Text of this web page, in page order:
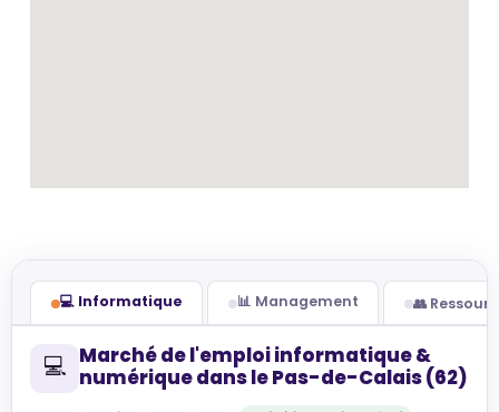
💻 Informatique 📊 Management 👥
💻 Marché de l'emploi informatique &
numérique dans le Pas-de-Calais (62)